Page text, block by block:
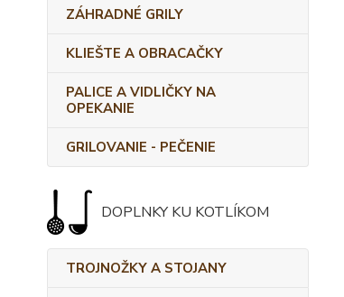
ZÁHRADNÉ GRILY
KLIEŠTE A OBRACAČKY
PALICE A VIDLIČKY NA
OPEKANIE
GRILOVANIE - PEČENIE
DOPLNKY KU KOTLÍKOM
TROJNOŽKY A STOJANY